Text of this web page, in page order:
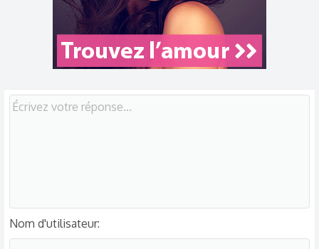
Nom d'utilisateur